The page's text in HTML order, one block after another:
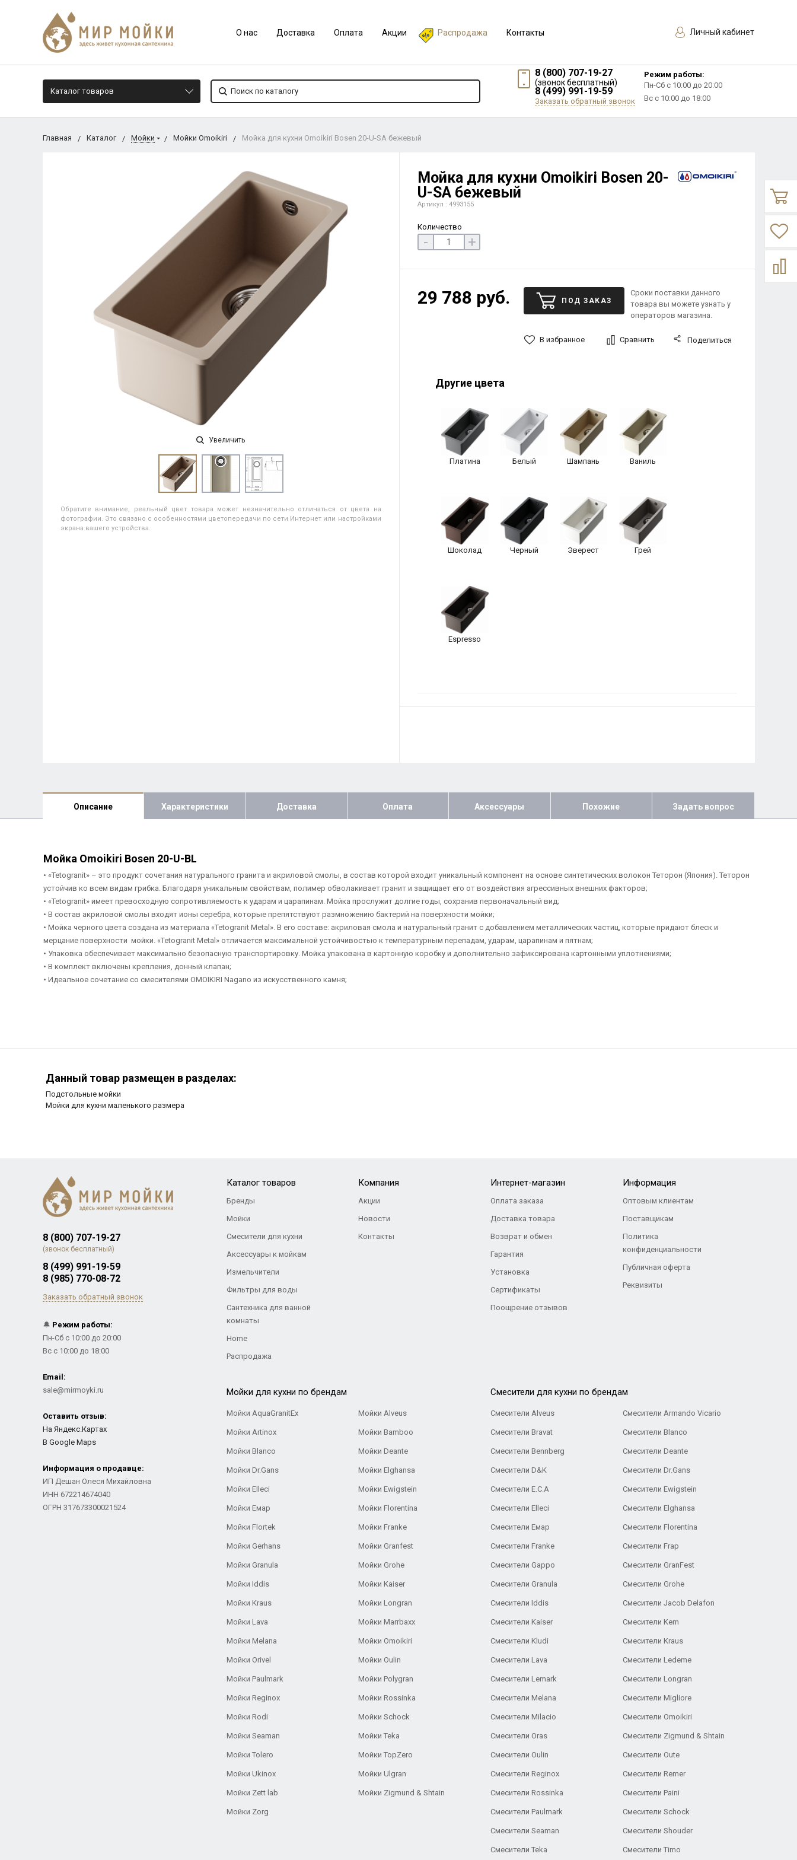
О нас Доставка Оплата Акции Распродажа Контакты Личный кабинет
Каталог товаров
8 (800) 707-19-27
(звонок бесплатный)
8 (499) 991-19-59
Заказать обратный звонок
Режим работы:
Пн-Сб с 10:00 до 20:00
Вс с 10:00 до 18:00
Главная Каталог Мойки Мойки Omoikiri Мойка для кухни Omoikiri Bosen 20-U-SA бежевый
Увеличить
Обратите внимание, реальный цвет товара может незначительно отличаться от цвета на
фотографии. Это связано с особенностями цветопередачи по сети Интернет или настройками
экрана вашего устройства.
Мойка для кухни Omoikiri Bosen 20-
U-SA бежевый
Артикул : 4993155
Количество
- +
29 788 руб. ПОД ЗАКАЗ
Сроки поставки данного
товара вы можете узнать у
операторов магазина.
В избранное Сравнить Поделиться
Другие цвета
Платина Белый Шампань Ваниль
Шоколад Черный Эверест Грей
Espresso
Описание Характеристики Доставка Оплата Аксессуары Похожие Задать вопрос
Мойка Omoikiri Bosen 20-U-BL
• «Tetogranit» – это продукт сочетания натурального гранита и акриловой смолы, в состав которой входит уникальный компонент на основе синтетических волокон Теторон (Япония). Теторон
устойчив ко всем видам грибка. Благодаря уникальным свойствам, полимер обволакивает гранит и защищает его от воздействия агрессивных внешних факторов;
• «Tetogranit» имеет превосходную сопротивляемость к ударам и царапинам. Мойка прослужит долгие годы, сохранив первоначальный вид;
• В состав акриловой смолы входят ионы серебра, которые препятствуют размножению бактерий на поверхности мойки;
• Мойка черного цвета создана из материала «Tetogranit Metal». В его составе: акриловая смола и натуральный гранит с добавлением металлических частиц, которые придают блеск и
мерцание поверхности мойки. «Tetogranit Metal» отличается максимальной устойчивостью к температурным перепадам, ударам, царапинам и пятнам;
• Упаковка обеспечивает максимально безопасную транспортировку. Мойка упакована в картонную коробку и дополнительно зафиксирована картонными уплотнениями;
• В комплект включены крепления, донный клапан;
• Идеальное сочетание со смесителями OMOIKIRI Nagano из искусственного камня;
Данный товар размещен в разделах:
Подстольные мойки
Мойки для кухни маленького размера
8 (800) 707-19-27
(звонок бесплатный)
8 (499) 991-19-59
8 (985) 770-08-72
Заказать обратный звонок
🔔 Режим работы:
Пн-Сб с 10:00 до 20:00
Вс с 10:00 до 18:00
Email:
sale@mirmoyki.ru
Оставить отзыв:
На Яндекс.Картах
В Google Maps
Информация о продавце:
ИП Дешан Олеся Михайловна
ИНН 672214674040
ОГРН 317673300021524
Каталог товаров
Бренды
Мойки
Смесители для кухни
Аксессуары к мойкам
Измельчители
Фильтры для воды
Сантехника для ванной
комнаты
Home
Распродажа
Компания
Акции
Новости
Контакты
Интернет-магазин
Оплата заказа
Доставка товара
Возврат и обмен
Гарантия
Установка
Сертификаты
Поощрение отзывов
Информация
Оптовым клиентам
Поставщикам
Политика
конфиденциальности
Публичная оферта
Реквизиты
Мойки для кухни по брендам
Мойки AquaGranitEx Мойки Alveus
Мойки Artinox Мойки Bamboo
Мойки Blanco Мойки Deante
Мойки Dr.Gans Мойки Elghansa
Мойки Elleci Мойки Ewigstein
Мойки Емар Мойки Florentina
Мойки Flortek Мойки Franke
Мойки Gerhans Мойки Granfest
Мойки Granula Мойки Grohe
Мойки Iddis Мойки Kaiser
Мойки Kraus Мойки Longran
Мойки Lava Мойки Marrbaxx
Мойки Melana Мойки Omoikiri
Мойки Orivel Мойки Oulin
Мойки Paulmark Мойки Polygran
Мойки Reginox Мойки Rossinka
Мойки Rodi Мойки Schock
Мойки Seaman Мойки Teka
Мойки Tolero Мойки TopZero
Мойки Ukinox Мойки Ulgran
Мойки Zett lab Мойки Zigmund & Shtain
Мойки Zorg
Cмесители для кухни по брендам
Смесители Alveus Смесители Armando Vicario
Смесители Bravat Смесители Blanco
Смесители Bennberg Смесители Deante
Смесители D&K Смесители Dr.Gans
Смесители E.C.A Cмесители Ewigstein
Смесители Elleci Смесители Elghansa
Смесители Емар Смесители Florentina
Смесители Franke Смесители Frap
Смесители Gappo Смесители GranFest
Смесители Granula Смесители Grohe
Смесители Iddis Смесители Jacob Delafon
Смесители Kaiser Смесители Kern
Смесители Kludi Смесители Kraus
Смесители Lava Смесители Ledeme
Смесители Lemark Смесители Longran
Смесители Melana Смесители Migliore
Смесители Milacio Смесители Omoikiri
Смесители Oras Смесители Zigmund & Shtain
Смесители Oulin Смесители Oute
Смесители Reginox Смесители Remer
Смесители Rossinka Смесители Paini
Смесители Paulmark Смесители Schock
Смесители Seaman Смесители Shouder
Смесители Teka Смесители Timo